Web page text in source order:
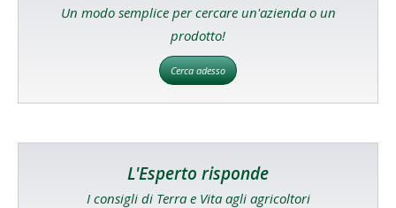
Un modo semplice per cercare un'azienda o un
prodotto!
Cerca adesso
L'Esperto risponde
I consigli di Terra e Vita agli agricoltori